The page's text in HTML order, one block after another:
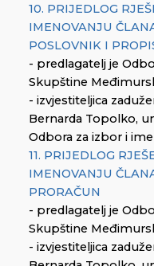
10. PRIJEDLOG
IMENOVANJU
POSLOVNIK I
- predlagatelj je
Skupštine
- izvjestiteljica
Bernarda Topolko,
Odbora za izbor i
11. PRIJEDLOG
IMENOVANJU
PRORAČUN
- predlagatelj je
Skupštine
- izvjestiteljica